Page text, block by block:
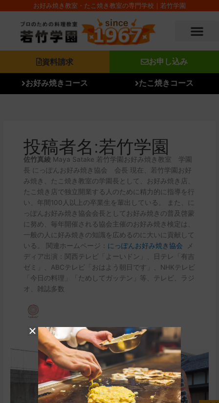
お好み焼き教室・たこ焼き教室の専門学校｜若竹学園
資料請求 お申し込み
お好み焼きコース たこ焼きコース
投稿者名:若竹学園
佐竹真綾 Maya Satake 若竹学園お好み焼き教室 学園
長 にっぽんお好み焼き協会 会長 現在、若竹学園お好
み焼き、たこ焼き教室の学園長として、お好み焼き店、
たこ焼き店で独立開業する人のために精力的に指導を行
い、年間100人以上の卒業生を輩出している。 また、に
っぽんお好み焼き協会会長としてお好み焼きの普及啓蒙
に努め、毎年開催される協会主催のお好み焼き検定は、
一般の人に好み焼きの知識を広めるのに大いに貢献して
いる。 関連ホームページ： にっぽんお好み焼き協会
メ
ディア出演：関西テレビ「よーいドン」、日テレ「有吉
ゼミ」、ABCテレビ「おはよう朝日です」、NHKテレビ
「今日の料理」「ためしてガッテン」等、テレビ、ラジ
オ、雑誌多数
ッ